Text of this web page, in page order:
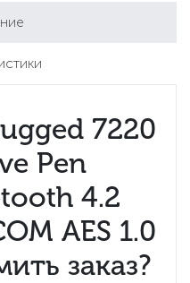
7220
Pen
4.2
AES 1.0
заказ?